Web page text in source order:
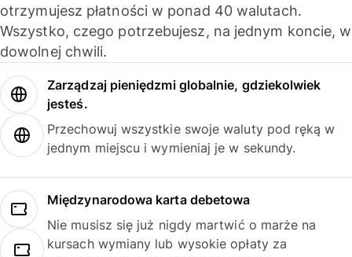
otrzymujesz płatności w ponad 40 walutach.
Wszystko, czego potrzebujesz, na jednym koncie, w
dowolnej chwili.
Zarządzaj pieniędzmi globalnie, gdziekolwiek
jesteś.
Przechowuj wszystkie swoje waluty pod ręką w
jednym miejscu i wymieniaj je w sekundy.
Międzynarodowa karta debetowa
Nie musisz się już nigdy martwić o marże na
kursach wymiany lub wysokie opłaty za